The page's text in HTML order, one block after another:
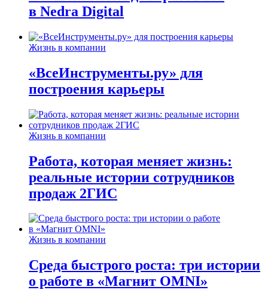
в Nedra Digital
Жизнь в компании
«ВсеИнструменты.ру» для
построения карьеры
Жизнь в компании
Работа, которая меняет жизнь:
реальные истории сотрудников
продаж 2ГИС
Жизнь в компании
Среда быстрого роста: три истории
о работе в «Магнит OMNI»